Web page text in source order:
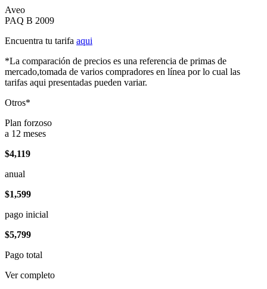
Aveo
PAQ B 2009
Encuentra tu tarifa aqui
*La comparación de precios es una referencia de primas de
mercado,tomada de varios compradores en línea por lo cual las
tarifas aqui presentadas pueden variar.
Otros*
Plan forzoso
a 12 meses
$4,119
anual
$1,599
pago inicial
$5,799
Pago total
Ver completo